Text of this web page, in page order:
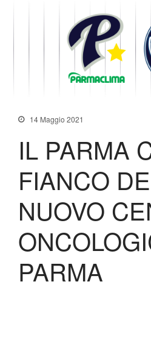
14 Maggio 2021
IL PARMA
FIANCO
NUOVO
PARMA